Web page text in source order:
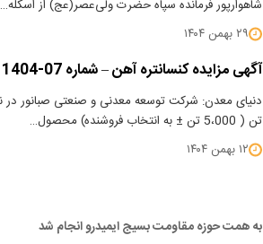
شاهوارپور فرمانده سپاه حضرت ولی‌عصر(عج) از اسکله…
۲۹ بهمن ۱۴۰۴
آگهی مزایده کنسانتره آهن – شماره 07-1404
تن ( 5،000 تن ± به انتخاب فروشنده) محصول…
۱۲ بهمن ۱۴۰۴
به همت حوزه مقاومت بسیج ایمیدرو انجام شد